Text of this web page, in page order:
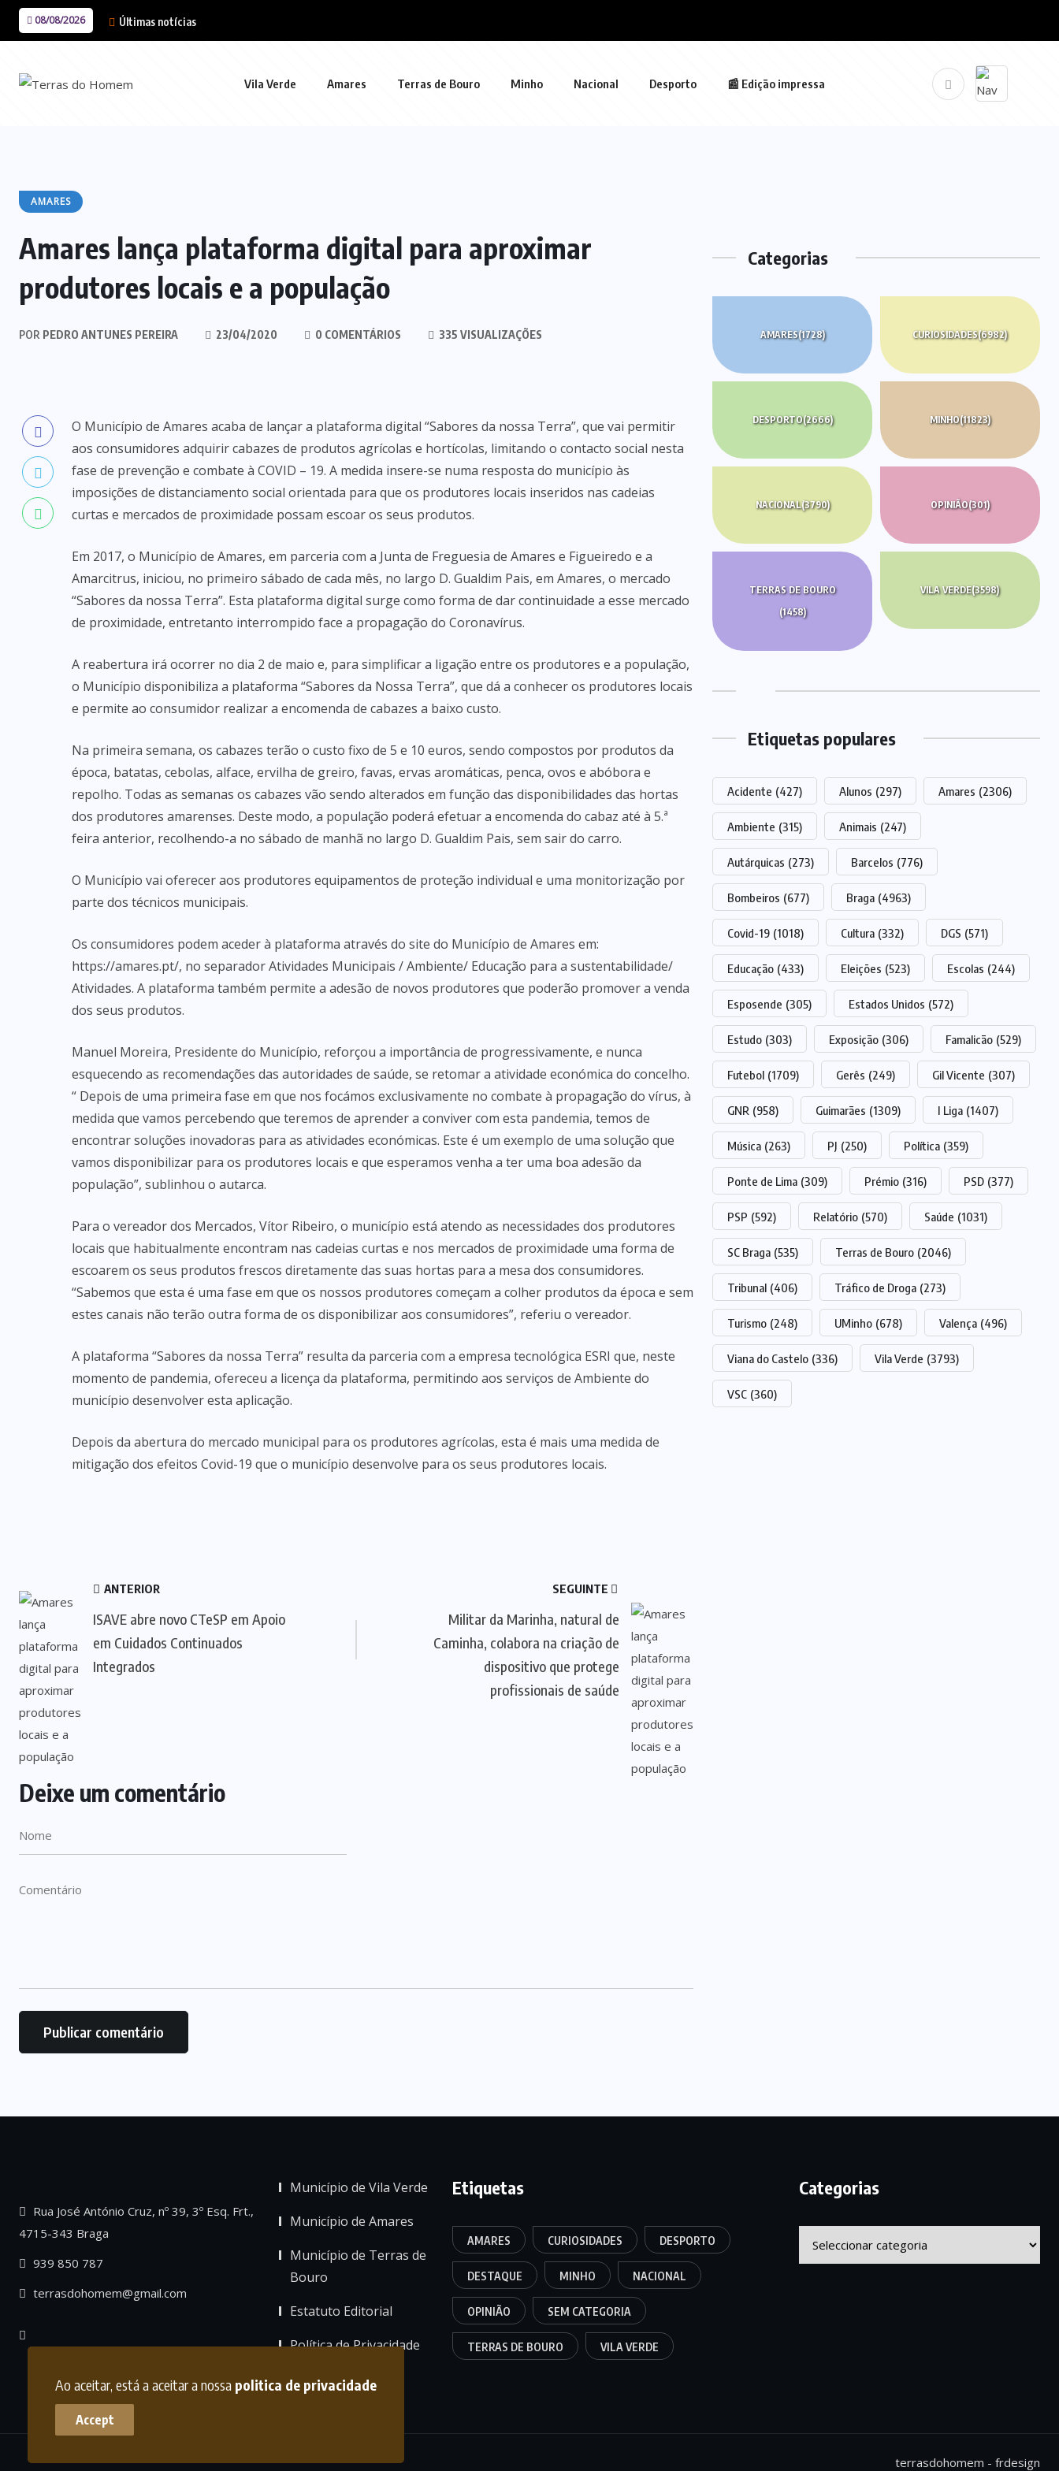
Ao aceitar, está a aceitar a nossa politica de privacidade
Accept
08/08/2026 Últimas notícias
Vila Verde Amares Terras de Bouro Minho Nacional Desporto 📰 Edição impressa
AMARES
Amares lança plataforma digital para aproximar
produtores locais e a população
POR PEDRO ANTUNES PEREIRA 23/04/2020 0 COMENTÁRIOS 335 VISUALIZAÇÕES
O Município de Amares acaba de lançar a plataforma digital “Sabores da nossa Terra”, que vai permitir
aos consumidores adquirir cabazes de produtos agrícolas e hortícolas, limitando o contacto social nesta
fase de prevenção e combate à COVID – 19. A medida insere-se numa resposta do município às
imposições de distanciamento social orientada para que os produtores locais inseridos nas cadeias
curtas e mercados de proximidade possam escoar os seus produtos.
Em 2017, o Município de Amares, em parceria com a Junta de Freguesia de Amares e Figueiredo e a
Amarcitrus, iniciou, no primeiro sábado de cada mês, no largo D. Gualdim Pais, em Amares, o mercado
“Sabores da nossa Terra”. Esta plataforma digital surge como forma de dar continuidade a esse mercado
de proximidade, entretanto interrompido face a propagação do Coronavírus.
A reabertura irá ocorrer no dia 2 de maio e, para simplificar a ligação entre os produtores e a população,
o Município disponibiliza a plataforma “Sabores da Nossa Terra”, que dá a conhecer os produtores locais
e permite ao consumidor realizar a encomenda de cabazes a baixo custo.
Na primeira semana, os cabazes terão o custo fixo de 5 e 10 euros, sendo compostos por produtos da
época, batatas, cebolas, alface, ervilha de greiro, favas, ervas aromáticas, penca, ovos e abóbora e
repolho. Todas as semanas os cabazes vão sendo alterados em função das disponibilidades das hortas
dos produtores amarenses. Deste modo, a população poderá efetuar a encomenda do cabaz até à 5.ª
feira anterior, recolhendo-a no sábado de manhã no largo D. Gualdim Pais, sem sair do carro.
O Município vai oferecer aos produtores equipamentos de proteção individual e uma monitorização por
parte dos técnicos municipais.
Os consumidores podem aceder à plataforma através do site do Município de Amares em:
https://amares.pt/, no separador Atividades Municipais / Ambiente/ Educação para a sustentabilidade/
Atividades. A plataforma também permite a adesão de novos produtores que poderão promover a venda
dos seus produtos.
Manuel Moreira, Presidente do Município, reforçou a importância de progressivamente, e nunca
esquecendo as recomendações das autoridades de saúde, se retomar a atividade económica do concelho.
“ Depois de uma primeira fase em que nos focámos exclusivamente no combate à propagação do vírus, à
medida que vamos percebendo que teremos de aprender a conviver com esta pandemia, temos de
encontrar soluções inovadoras para as atividades económicas. Este é um exemplo de uma solução que
vamos disponibilizar para os produtores locais e que esperamos venha a ter uma boa adesão da
população”, sublinhou o autarca.
Para o vereador dos Mercados, Vítor Ribeiro, o município está atendo as necessidades dos produtores
locais que habitualmente encontram nas cadeias curtas e nos mercados de proximidade uma forma de
escoarem os seus produtos frescos diretamente das suas hortas para a mesa dos consumidores.
“Sabemos que esta é uma fase em que os nossos produtores começam a colher produtos da época e sem
estes canais não terão outra forma de os disponibilizar aos consumidores”, referiu o vereador.
A plataforma “Sabores da nossa Terra” resulta da parceria com a empresa tecnológica ESRI que, neste
momento de pandemia, ofereceu a licença da plataforma, permitindo aos serviços de Ambiente do
município desenvolver esta aplicação.
Depois da abertura do mercado municipal para os produtores agrícolas, esta é mais uma medida de
mitigação dos efeitos Covid-19 que o município desenvolve para os seus produtores locais.
ANTERIOR
ISAVE abre novo CTeSP em Apoio
em Cuidados Continuados
Integrados
SEGUINTE
Militar da Marinha, natural de
Caminha, colabora na criação de
dispositivo que protege
profissionais de saúde
Deixe um comentário
Categorias
AMARES(1728) CURIOSIDADES(6982)
DESPORTO(2666) MINHO(11823)
NACIONAL(3790) OPINIÃO(301)
TERRAS DE BOURO
(1458)
VILA VERDE(3598)
Etiquetas populares
Acidente (427) Alunos (297) Amares (2306)
Ambiente (315) Animais (247)
Autárquicas (273) Barcelos (776)
Bombeiros (677) Braga (4963)
Covid-19 (1018) Cultura (332) DGS (571)
Educação (433) Eleições (523) Escolas (244)
Esposende (305) Estados Unidos (572)
Estudo (303) Exposição (306) Famalicão (529)
Futebol (1709) Gerês (249) Gil Vicente (307)
GNR (958) Guimarães (1309) I Liga (1407)
Música (263) PJ (250) Política (359)
Ponte de Lima (309) Prémio (316) PSD (377)
PSP (592) Relatório (570) Saúde (1031)
SC Braga (535) Terras de Bouro (2046)
Tribunal (406) Tráfico de Droga (273)
Turismo (248) UMinho (678) Valença (496)
Viana do Castelo (336) Vila Verde (3793)
VSC (360)
Rua José António Cruz, nº 39, 3º Esq. Frt.,
4715-343 Braga
939 850 787
terrasdohomem@gmail.com
Município de Vila Verde
Município de Amares
Município de Terras de
Bouro
Estatuto Editorial
Política de Privacidade
Etiquetas
AMARES CURIOSIDADES DESPORTO
DESTAQUE MINHO NACIONAL
OPINIÃO SEM CATEGORIA
TERRAS DE BOURO VILA VERDE
Categorias
terrasdohomem - frdesign